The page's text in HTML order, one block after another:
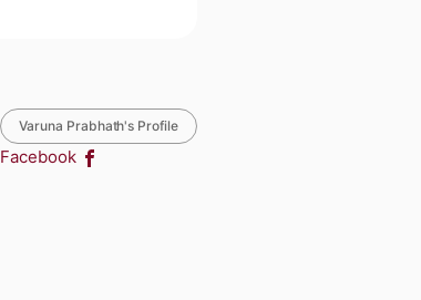
Varuna Prabhath's Profile
Facebook